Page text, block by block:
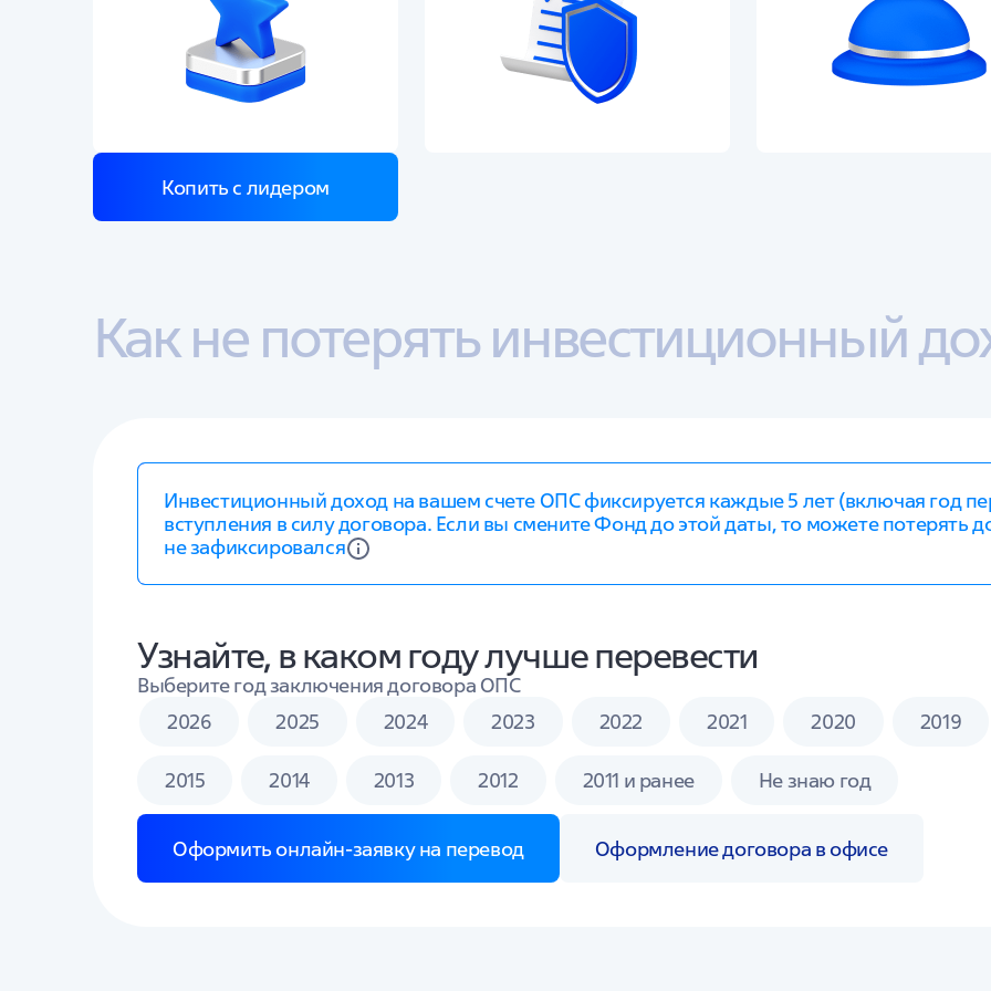
Копить с лидером
Как не потерять инвестиционный
Инвестиционный доход на вашем счете ОПС фиксируется каждые 5 лет (включая год
вступления в силу договора. Если вы смените Фонд до этой даты, то можете потерять
не зафиксировался
Узнайте, в каком году лучше перевести
Выберите год заключения договора ОПС
2026
2025 2024 2023 2022 2021 2020 2019
2015 2014 2013 2012 2011 и ранее Не знаю год
Оформить онлайн-заявку на перевод Оформление договора в офисе